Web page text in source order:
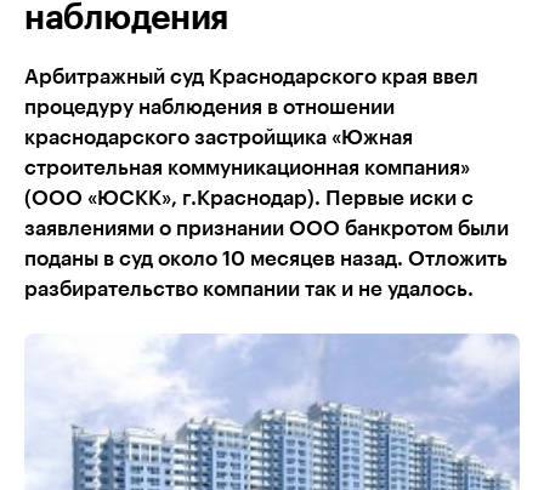
наблюдения
Арбитражный суд Краснодарского края ввел
процедуру наблюдения в отношении
краснодарского застройщика «Южная
строительная коммуникационная компания»
(ООО «ЮСКК», г.Краснодар). Первые иски с
заявлениями о признании ООО банкротом были
поданы в суд около 10 месяцев назад. Отложить
разбирательство компании так и не удалось.